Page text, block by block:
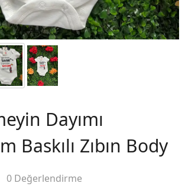
Dayımı
Baskılı Zıbın Body
0 Değerlendirme